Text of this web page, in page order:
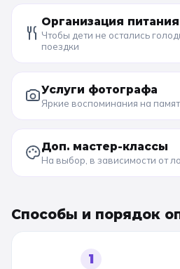
Организация питания
Чтобы дети не остались
поездки
Услуги фотографа
Яркие воспоминания на
Доп. мастер-классы
На выбор, в зависимости от
Способы и порядок
1